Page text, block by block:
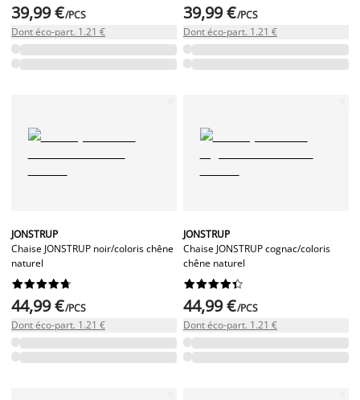
39,99 €/PCS
Dont éco-part. 1.21 €
39,99 €/PCS
Dont éco-part. 1.21 €
JONSTRUP
Chaise JONSTRUP noir/coloris chêne
naturel






44,99 €/PCS
Dont éco-part. 1.21 €
JONSTRUP
Chaise JONSTRUP cognac/coloris
chêne naturel






44,99 €/PCS
Dont éco-part. 1.21 €